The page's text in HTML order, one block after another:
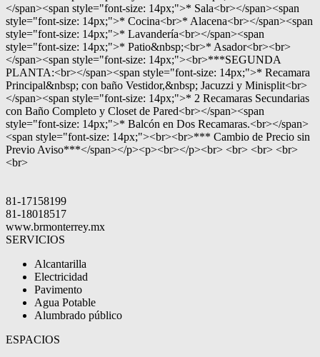
</span><span style="font-size: 14px;">* Sala<br></span><span
style="font-size: 14px;">* Cocina<br>* Alacena<br></span><span
style="font-size: 14px;">* Lavandería<br></span><span
style="font-size: 14px;">* Patio&nbsp;<br>* Asador<br><br>
</span><span style="font-size: 14px;"><br>***SEGUNDA
PLANTA:<br></span><span style="font-size: 14px;">* Recamara
Principal&nbsp; con baño Vestidor,&nbsp; Jacuzzi y Minisplit<br>
</span><span style="font-size: 14px;">* 2 Recamaras Secundarias
con Baño Completo y Closet de Pared<br></span><span
style="font-size: 14px;">* Balcón en Dos Recamaras.<br></span>
<span style="font-size: 14px;"><br><br>*** Cambio de Precio sin
Previo Aviso***</span></p><p><br></p><br> <br> <br> <br>
<br>
81-17158199
81-18018517
www.brmonterrey.mx
SERVICIOS
Alcantarilla
Electricidad
Pavimento
Agua Potable
Alumbrado público
ESPACIOS